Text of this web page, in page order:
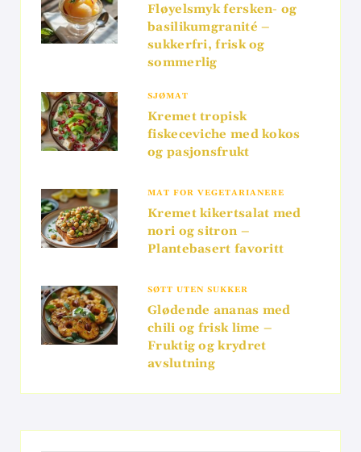
Fløyelsmyk fersken- og
basilikumgranité –
sukkerfri, frisk og
sommerlig
SJØMAT
Kremet tropisk
fiskeceviche med kokos
og pasjonsfrukt
MAT FOR VEGETARIANERE
Kremet kikertsalat med
nori og sitron –
Plantebasert favoritt
SØTT UTEN SUKKER
Glødende ananas med
chili og frisk lime –
Fruktig og krydret
avslutning